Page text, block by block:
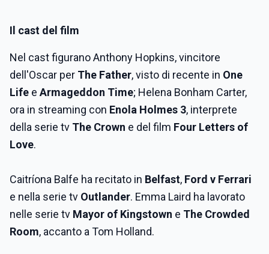
Il cast del film
Nel cast figurano Anthony Hopkins, vincitore
dell'Oscar per The Father, visto di recente in One
Life e Armageddon Time; Helena Bonham Carter,
ora in streaming con Enola Holmes 3, interprete
della serie tv The Crown e del film Four Letters of
Love.
Caitríona Balfe ha recitato in Belfast, Ford v Ferrari
e nella serie tv Outlander. Emma Laird ha lavorato
nelle serie tv Mayor of Kingstown e The Crowded
Room, accanto a Tom Holland.